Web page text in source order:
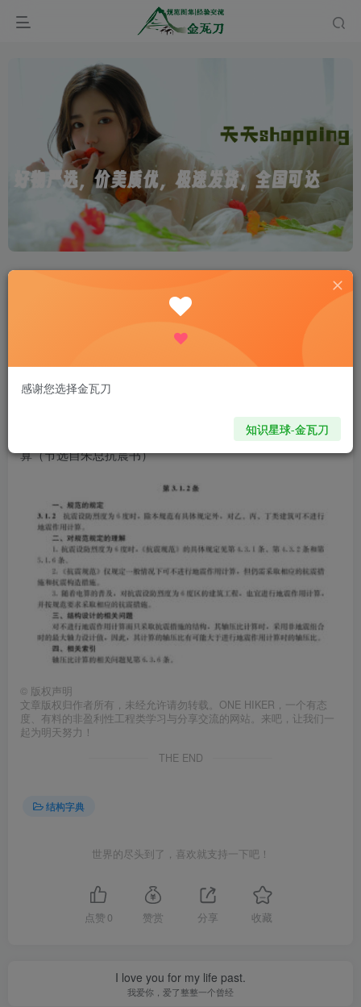
首页 经验分享 结构字典 正文
抗震设防烈度6度时，乙、丙、丁类建筑可不进行
地震作用计算（节选自朱总抗震书）
onehiker 关注 私信
抗震设防烈度6度时，乙、丙、丁类建筑可不进行地震作用计
算（节选自朱总抗震书）
© 版权声明
文章版权归作者所有，未经允许请勿转载。ONE HIKER，一个有态
度、有料的非盈利性工程类学习与分享交流的网站。来吧，让我们一
起为明天努力！
THE END
结构字典
世界的尽头到了，喜欢就支持一下吧！
点赞 0 赞赏 分享 收藏
I love you for my life past.
我爱你，爱了整整一个曾经
感谢您选择金瓦刀
知识星球-金瓦刀